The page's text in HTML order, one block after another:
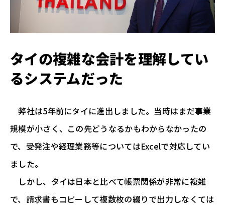
タイの複雑な会計を理解してい
るシステムだった
弊社は5年前にタイに進出しました。当時はまだ事業
規模が小さく、この先どうなるかもわからなかったの
で、受発注や経理業務等についてはExcelで対応してい
ました。
しかし、タイは日本と比べて帳票関係が非常に複雑
で、請求書もコピーして複数枚の綴りで出力しなくては